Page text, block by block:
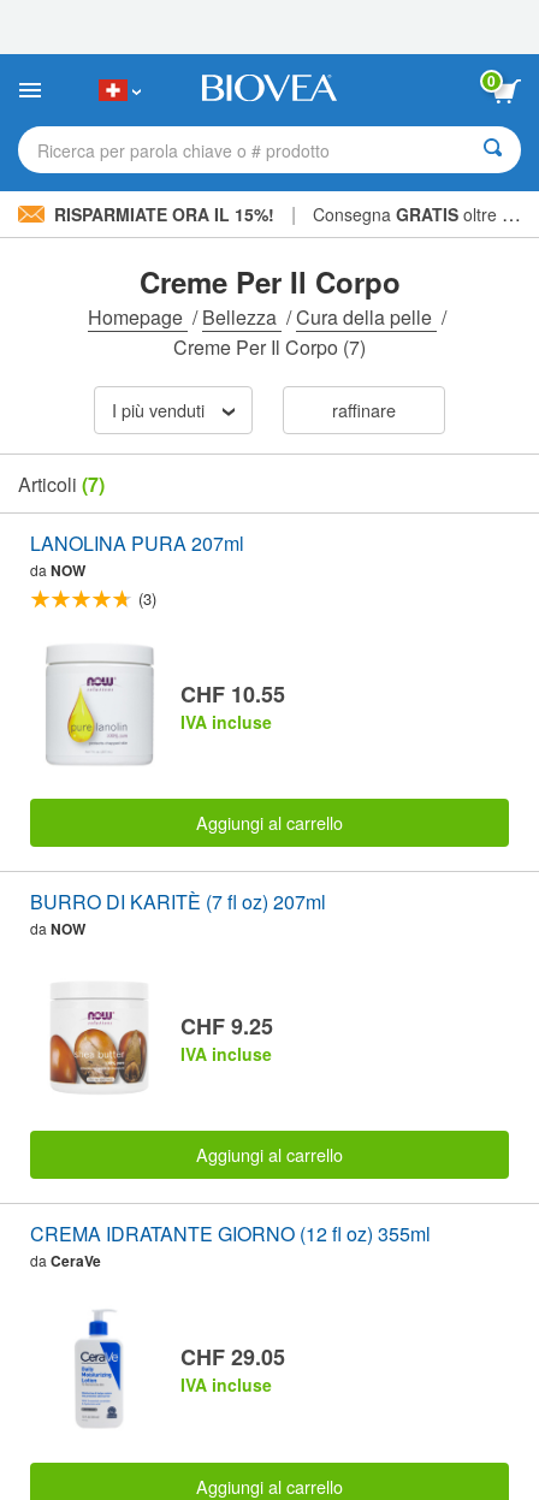
sito
include
sistema
0
Ricerca per parola chiave o # prodotto
RISPARMIATE ORA IL 15%! | Consegna GRATIS oltre CHF 56.00 »
Creme Per Il Corpo
Homepage /Bellezza /Cura della pelle /
Creme Per Il Corpo (7)
I più venduti raffinare
Articoli (7)
LANOLINA PURA 207ml
daNOW
(3)
CHF 10.55
IVA incluse
Aggiungi al carrello
BURRO DI KARITÈ (7 fl oz) 207ml
da NOW
CHF 9.25
IVA incluse
Aggiungi al carrello
CREMA IDRATANTE GIORNO (12 fl oz) 355ml
da CeraVe
CHF 29.05
IVA incluse
Aggiungi al carrello